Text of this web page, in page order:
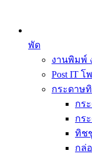
พัด
งานพิมพ์
Post IT
กระดาษ
กร
กร
ทิช
กล่